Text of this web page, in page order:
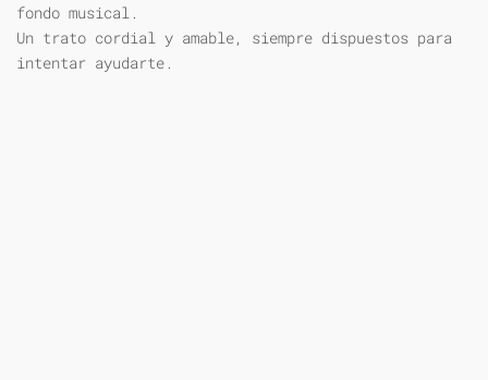
fondo musical.
Un trato cordial y amable, siempre dispuestos para
intentar ayudarte.